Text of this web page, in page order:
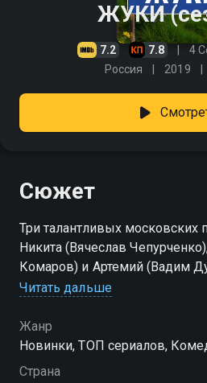
ЖУКИ
7.2 7.8 4
Россия 2019
Сюжет
Три талантливых московских
Никита (Вячеслав
Комаров) и Артемий (Вадим
разработали уникальное
мировое признание. Сделка
кармане, но в последний
парням приходят повестки в
Читать дальше
Жанр
Новинки, ТОП сериалов,
Страна